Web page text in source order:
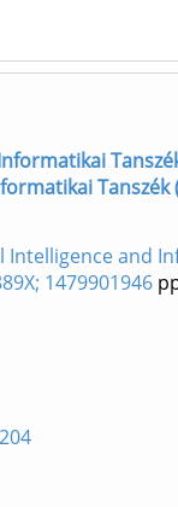
Tanszék
and
1479901946